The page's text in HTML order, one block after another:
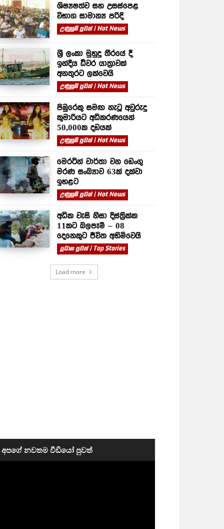
ශිෂ්‍යෂත්ව සහ උසස්පෙළ
විභාග සාමාන්‍ය පරිදි
උණුසුම් පුවත් | Hot News
ශ්‍රී ලංකා මුහුදු තීරයේ දී
ඉන්දීය ධීවර යාත්‍රාවක්
අනතුරට ලක්වෙයි
උණුසුම් පුවත් | Hot News
පිඹුරෙකු සමඟ නැටූ අවුරුදු
කුමාරියට අධිකරණයෙන්
50,000ක දඩයක්
උණුසුම් පුවත් | Hot News
මෙරටින් වාර්තා වන ඩෙංගු
මරණ සංඛ්‍යාව 63ක් දක්වා
ඉහළට
උණුසුම් පුවත් | Hot News
අධික වැසි නිසා දිස්ත්‍රික්ක
11කට බලපෑම් – 08
දෙනෙකුට ජීවිත අහිමිවෙයි
ප්‍රධාන පුවත් | Top Stories
Load more
අපගේ නවතම වීඩියෝ පුවත්